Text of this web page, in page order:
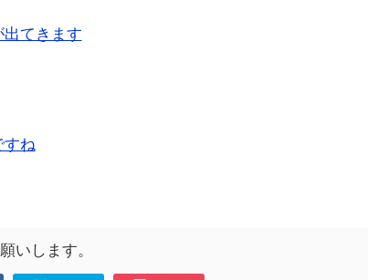
てきます
すね
いします。